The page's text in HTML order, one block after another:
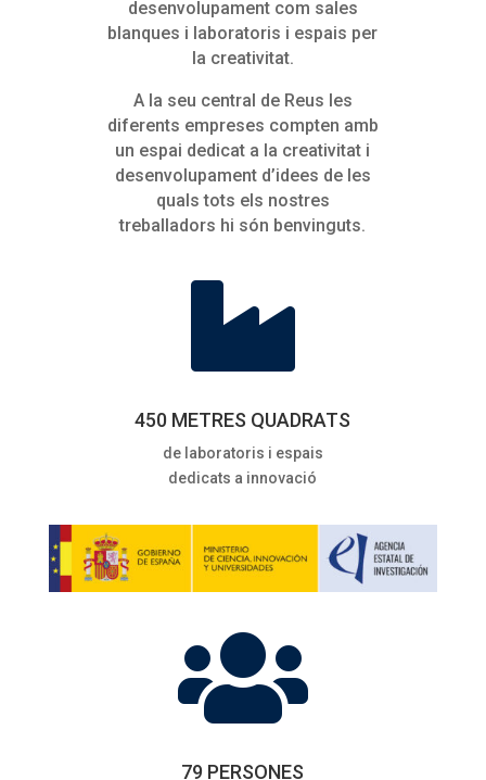
desenvolupament com sales
blanques i laboratoris i espais per
la creativitat.
A la seu central de Reus les
diferents empreses compten amb
un espai dedicat a la creativitat i
desenvolupament d’idees de les
quals tots els nostres
treballadors hi són benvinguts.

450 METRES QUADRATS
de laboratoris i espais
dedicats a innovació

79 PERSONES